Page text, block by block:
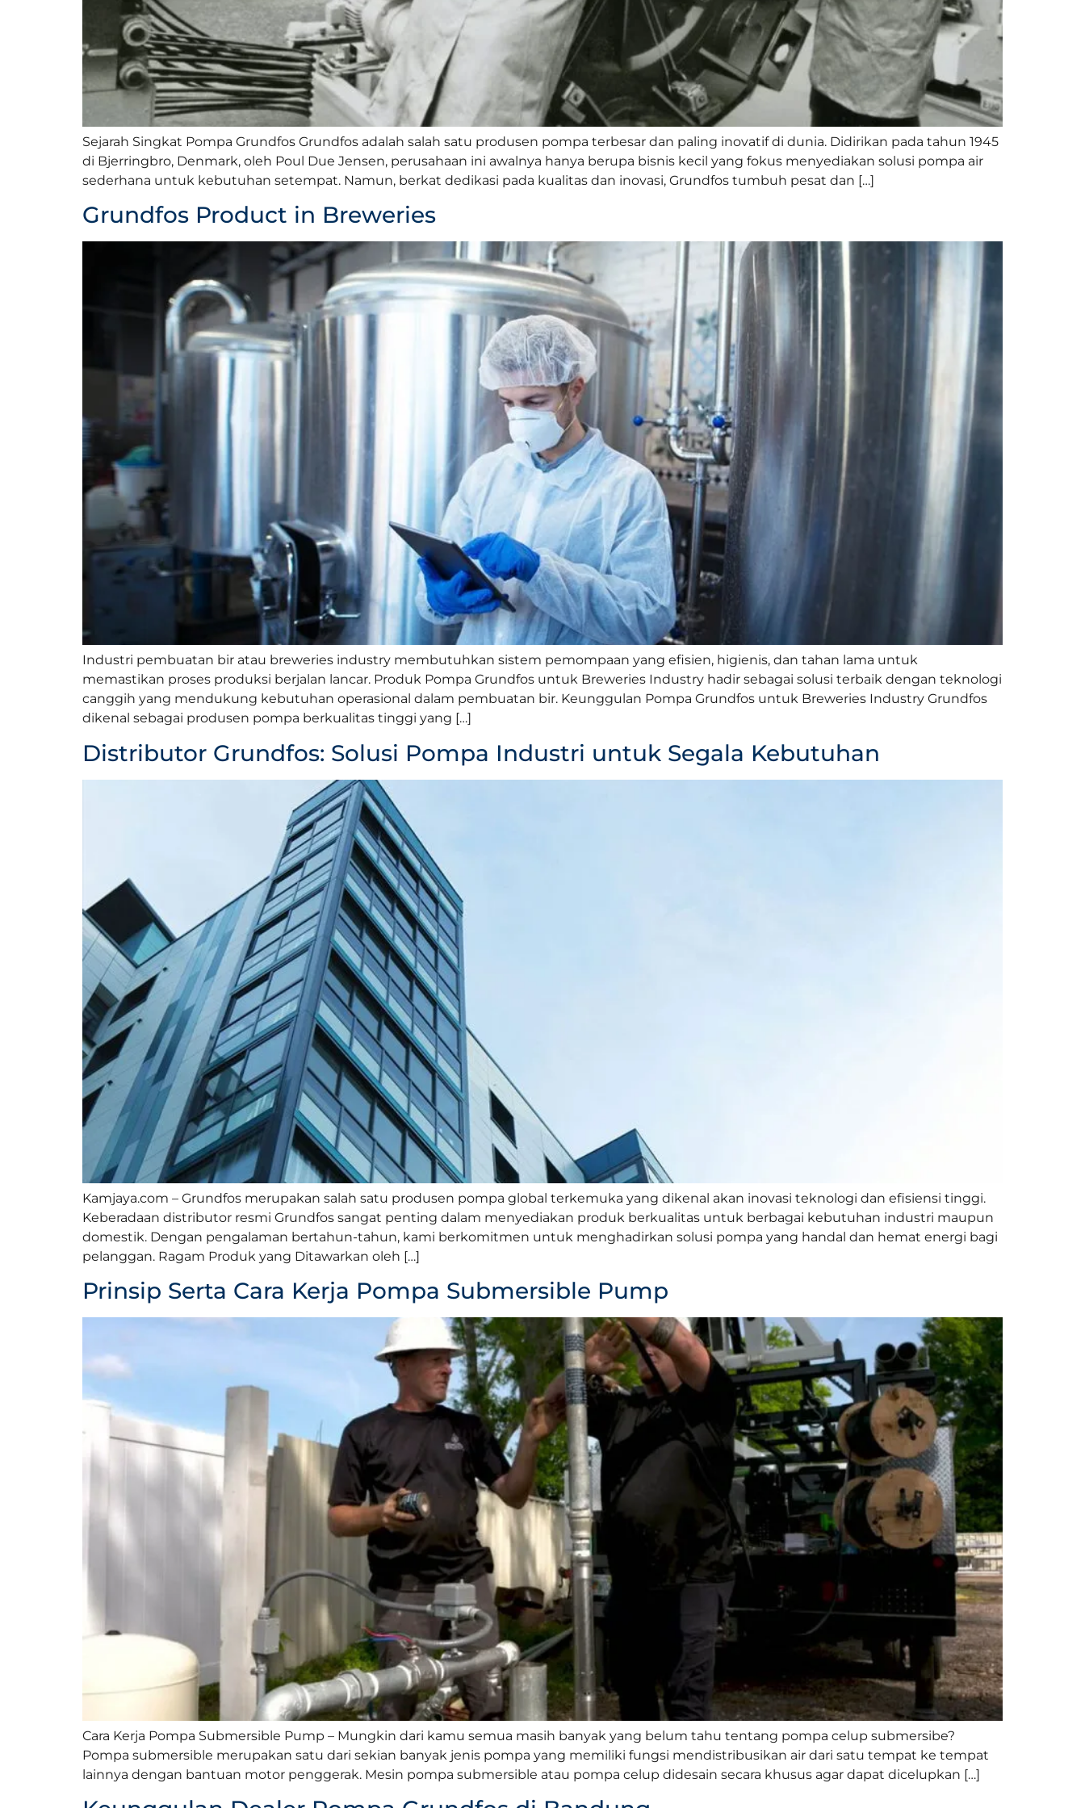
Sejarah Singkat Pompa Grundfos Grundfos adalah salah satu produsen pompa terbesar dan paling inovatif di dunia. Didirikan pada tahun 1945
di Bjerringbro, Denmark, oleh Poul Due Jensen, perusahaan ini awalnya hanya berupa bisnis kecil yang fokus menyediakan solusi pompa air
sederhana untuk kebutuhan setempat. Namun, berkat dedikasi pada kualitas dan inovasi, Grundfos tumbuh pesat dan […]
Grundfos Product in Breweries
Industri pembuatan bir atau breweries industry membutuhkan sistem pemompaan yang efisien, higienis, dan tahan lama untuk
memastikan proses produksi berjalan lancar. Produk Pompa Grundfos untuk Breweries Industry hadir sebagai solusi terbaik dengan teknologi
canggih yang mendukung kebutuhan operasional dalam pembuatan bir. Keunggulan Pompa Grundfos untuk Breweries Industry Grundfos
dikenal sebagai produsen pompa berkualitas tinggi yang […]
Distributor Grundfos: Solusi Pompa Industri untuk Segala Kebutuhan
Kamjaya.com – Grundfos merupakan salah satu produsen pompa global terkemuka yang dikenal akan inovasi teknologi dan efisiensi tinggi.
Keberadaan distributor resmi Grundfos sangat penting dalam menyediakan produk berkualitas untuk berbagai kebutuhan industri maupun
domestik. Dengan pengalaman bertahun-tahun, kami berkomitmen untuk menghadirkan solusi pompa yang handal dan hemat energi bagi
pelanggan. Ragam Produk yang Ditawarkan oleh […]
Prinsip Serta Cara Kerja Pompa Submersible Pump
Cara Kerja Pompa Submersible Pump – Mungkin dari kamu semua masih banyak yang belum tahu tentang pompa celup submersibe?
Pompa submersible merupakan satu dari sekian banyak jenis pompa yang memiliki fungsi mendistribusikan air dari satu tempat ke tempat
lainnya dengan bantuan motor penggerak. Mesin pompa submersible atau pompa celup didesain secara khusus agar dapat dicelupkan […]